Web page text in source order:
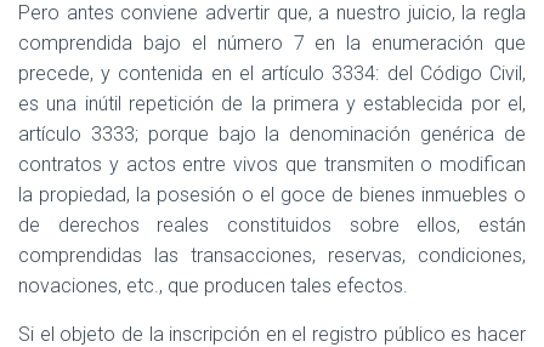
Pero antes conviene advertir que, a nuestro juicio, la regla
comprendida bajo el número 7 en la enumeración que
precede, y contenida en el artículo 3334: del Código Civil,
es una inútil repetición de la primera y establecida por el,
artículo 3333; porque bajo la denominación genérica de
contratos y actos entre vivos que transmiten o modifican
la propiedad, la posesión o el goce de bienes inmuebles o
de derechos reales constituidos sobre ellos, están
comprendidas las transacciones, reservas, condiciones,
novaciones, etc., que producen tales efectos.
Si el objeto de la inscripción en el registro público es hacer